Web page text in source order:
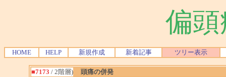
偏
HOME HELP 新規作成 新着記事 ツリー表示
■7173 / 2階層)
頭痛の併発